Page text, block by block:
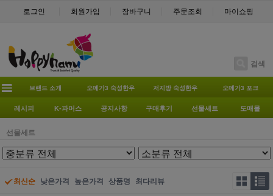
로그인 회원가입 장바구니 주문조회 마이쇼핑
검색
브랜드 소개 오메가3 숙성한우 저지방 숙성한우 오메가3 포크
레시피 K-파머스 공지사항 구매후기 선물세트 도매몰
선물세트
최신순 낮은가격 높은가격 상품명 최다리뷰